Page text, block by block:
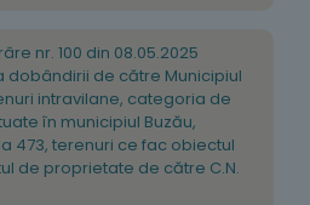
nr. 100 din 08.05.2025
de către Municipiul
intravilane, categoria de
în municipiul Buzău,
473, terenuri ce fac obiectul
de proprietate de către C.N.